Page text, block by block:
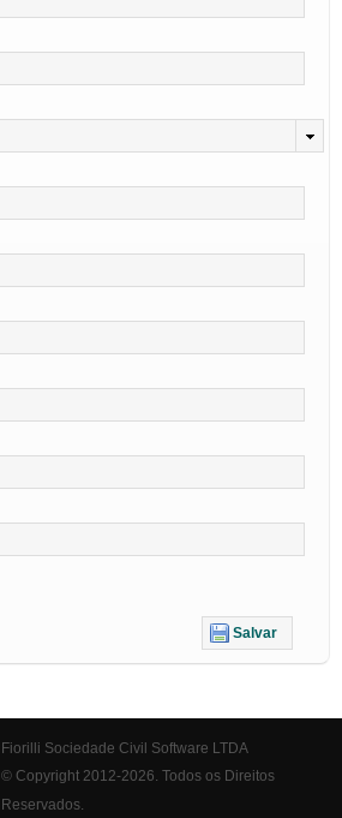
Salvar
Fiorilli Sociedade Civil Software LTDA
© Copyright 2012-2026. Todos os Direitos
Reservados.